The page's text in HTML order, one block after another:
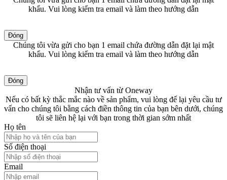
khẩu. Vui lòng kiểm tra email và làm theo hướng dẫn
Đóng
Chúng tôi vừa gửi cho bạn 1 email chứa đường dẫn đặt lại mật
khẩu. Vui lòng kiểm tra email và làm theo hướng dẫn
Đóng
Nhận tư vấn từ Oneway
Nếu có bất kỳ thắc mắc nào về sản phẩm, vui lòng để lại yêu cầu tư
vấn cho chúng tôi bằng cách điền thông tin của bạn bên dưới, chúng
tôi sẽ liên hệ lại với bạn trong thời gian sớm nhất
Họ tên
Số điện thoại
Email